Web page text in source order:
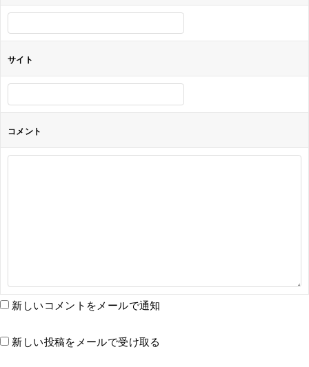
ン
サイト
コメント
新しいコメントをメールで通知
新しい投稿をメールで受け取る